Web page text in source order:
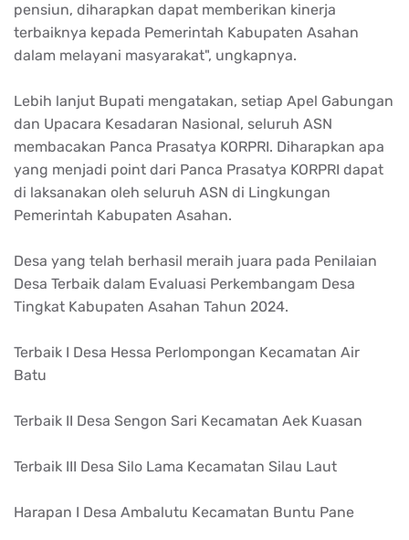
pensiun, diharapkan dapat memberikan kinerja
terbaiknya kepada Pemerintah Kabupaten Asahan
dalam melayani masyarakat", ungkapnya.
Lebih lanjut Bupati mengatakan, setiap Apel Gabungan
dan Upacara Kesadaran Nasional, seluruh ASN
membacakan Panca Prasatya KORPRI. Diharapkan apa
yang menjadi point dari Panca Prasatya KORPRI dapat
di laksanakan oleh seluruh ASN di Lingkungan
Pemerintah Kabupaten Asahan.
Desa yang telah berhasil meraih juara pada Penilaian
Desa Terbaik dalam Evaluasi Perkembangam Desa
Tingkat Kabupaten Asahan Tahun 2024.
Terbaik I Desa Hessa Perlompongan Kecamatan Air
Batu
Terbaik II Desa Sengon Sari Kecamatan Aek Kuasan
Terbaik III Desa Silo Lama Kecamatan Silau Laut
Harapan I Desa Ambalutu Kecamatan Buntu Pane